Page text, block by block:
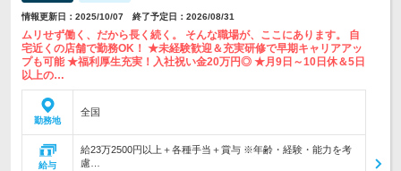
情報更新日：2025/10/07 終了予定日：2026/08/31
ムリせず働く、だから長く続く。 そんな職場が、ここにあります。 自
宅近くの店舗で勤務OK！ ★未経験歓迎＆充実研修で早期キャリアアッ
プも可能 ★福利厚生充実！入社祝い金20万円◎ ★月9日～10日休＆5日
以上の…
勤務地
全国
給与
給23万2500円以上＋各種手当＋賞与 ※年齢・経験・能力を考
慮…